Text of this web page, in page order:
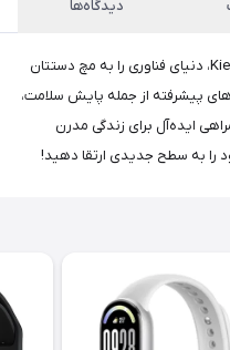
دیدگاه‌ها
با ساعت هوشمند کیسلکت مدل Kieslect Ks2، دنیای فناوری را به مچ دستتان
پیشرفته از جمله پایش سلامت،
ایده‌آل برای زندگی مدرن
را به سطح جدیدی ارتقا دهید!